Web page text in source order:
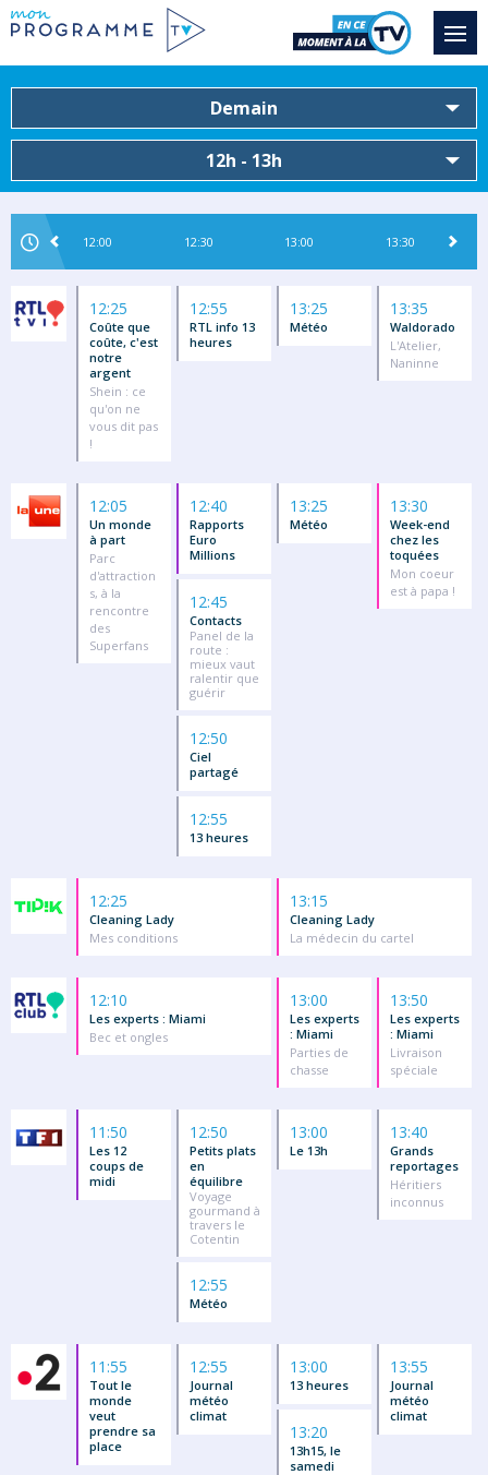
Demain
12h - 13h
12:00 12:30 13:00 13:30
12:25
Coûte que
coûte, c'est
notre
argent
Shein : ce
qu'on ne
vous dit pas
!
12:55
RTL info 13
heures
13:25
Météo
13:35
Waldorado
L'Atelier,
Naninne
12:05
Un monde
à part
Parc
d'attraction
s, à la
rencontre
des
Superfans
12:40
Rapports
Euro
Millions
12:45
Contacts
Panel de la
route :
mieux vaut
ralentir que
guérir
12:50
Ciel
partagé
12:55
13 heures
13:25
Météo
13:30
Week-end
chez les
toquées
Mon coeur
est à papa !
12:25
Cleaning Lady
Mes conditions
13:15
Cleaning Lady
La médecin du cartel
12:10
Les experts : Miami
Bec et ongles
13:00
Les experts
: Miami
Parties de
chasse
13:50
Les experts
: Miami
Livraison
spéciale
11:50
Les 12
coups de
midi
12:50
Petits plats
en
équilibre
Voyage
gourmand à
travers le
Cotentin
12:55
Météo
13:00
Le 13h
13:40
Grands
reportages
Héritiers
inconnus
11:55
Tout le
monde
veut
prendre sa
place
12:55
Journal
météo
climat
13:00
13 heures
13:20
13h15, le
samedi
13:55
Journal
météo
climat